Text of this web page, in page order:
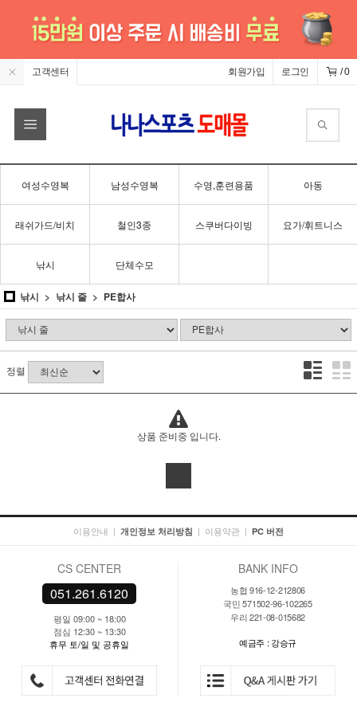
고객센터 /0
로그인
회원가입
여성수영복 남성수영복 수영,훈련용품 아동
래쉬가드/비치 철인3종 스쿠버다이빙 요가/휘트니스
낚시 단체수모
낚시 낚시 줄 PE합사
정렬
상품 준비중 입니다.
이용안내 | 개인정보 처리방침 | 이용약관 | PC 버전
CS CENTER
051.261.6120
평일 09:00 ~ 18:00
점심 12:30 ~ 13:30
휴무 토/일 및 공휴일
BANK INFO
농협 916-12-212806
국민 571502-96-102265
우리 221-08-015682
예금주 : 강승규